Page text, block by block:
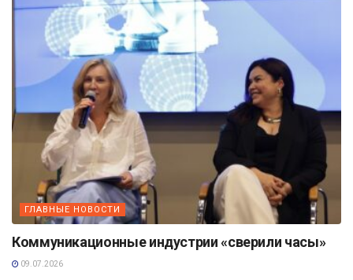
ГЛАВНЫЕ НОВОСТИ
Коммуникационные индустрии «сверили часы»
09.07.2026